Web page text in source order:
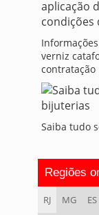
verniz
contratação
Saiba tudo
Regiões
RJ MG ES